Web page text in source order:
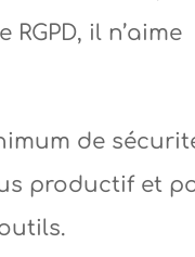
il n’aime
de
productif et